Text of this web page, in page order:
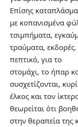
Επίσης
με κοπανισμένα
τσιμπήματα,
τραύματα,
πεπτικό, για το
στομάχι, το ήπαρ
συσχετίζονται,
έλκος και τον
θεωρείται ότι
στην θεραπεία